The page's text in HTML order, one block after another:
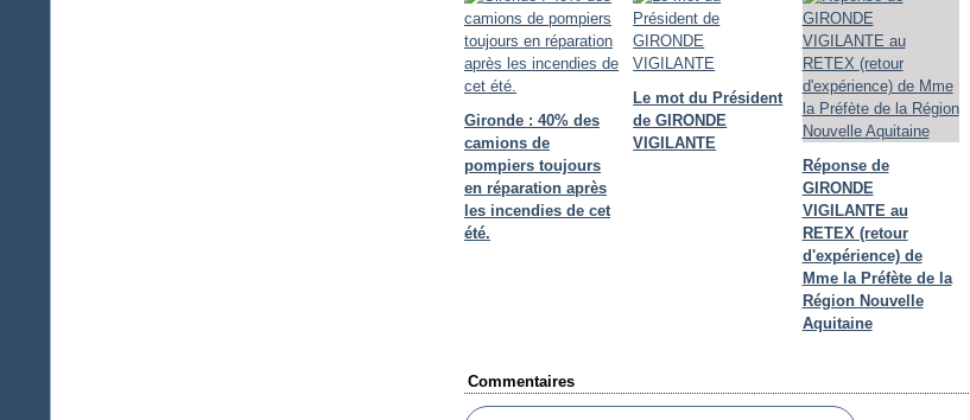
Gironde : 40% des
camions de
pompiers toujours
en réparation après
les incendies de cet
été.
Le mot du Président
de GIRONDE
VIGILANTE
Réponse de
GIRONDE
VIGILANTE au
RETEX (retour
d'expérience) de
Mme la Préfète de la
Région Nouvelle
Aquitaine
Commentaires